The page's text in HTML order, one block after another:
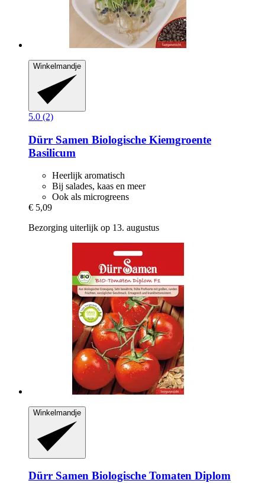
Winkelmandje
5.0 (2)
Dürr Samen Biologische Kiemgroente
Basilicum
Heerlijk aromatisch
Bij salades, kaas en meer
Ook als microgreens
€ 5,09
Bezorging uiterlijk op 13. augustus
Winkelmandje
Dürr Samen Biologische Tomaten Diplom